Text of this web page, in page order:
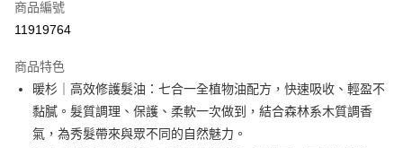
超商取貨付款
Apple Pay
AFTEE先享後付
相關說明
商品編號
11919764
商品特色
暖杉｜高效修護髮油：七合一全植物油配方，快速吸收、輕盈不
黏膩。髮質調理、保護、柔軟一次做到，結合森林系木質調香
氣，為秀髮帶來與眾不同的自然魅力。